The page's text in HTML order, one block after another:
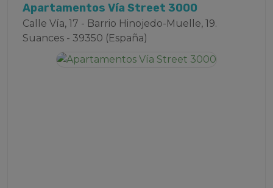
Apartamentos Vía Street 3000
Calle Vía, 17 - Barrio Hinojedo-Muelle, 19.
Suances - 39350 (España)